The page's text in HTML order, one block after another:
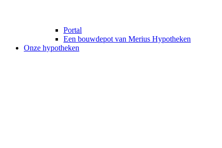
Portal
Een bouwdepot van Merius Hypotheken
Onze hypotheken